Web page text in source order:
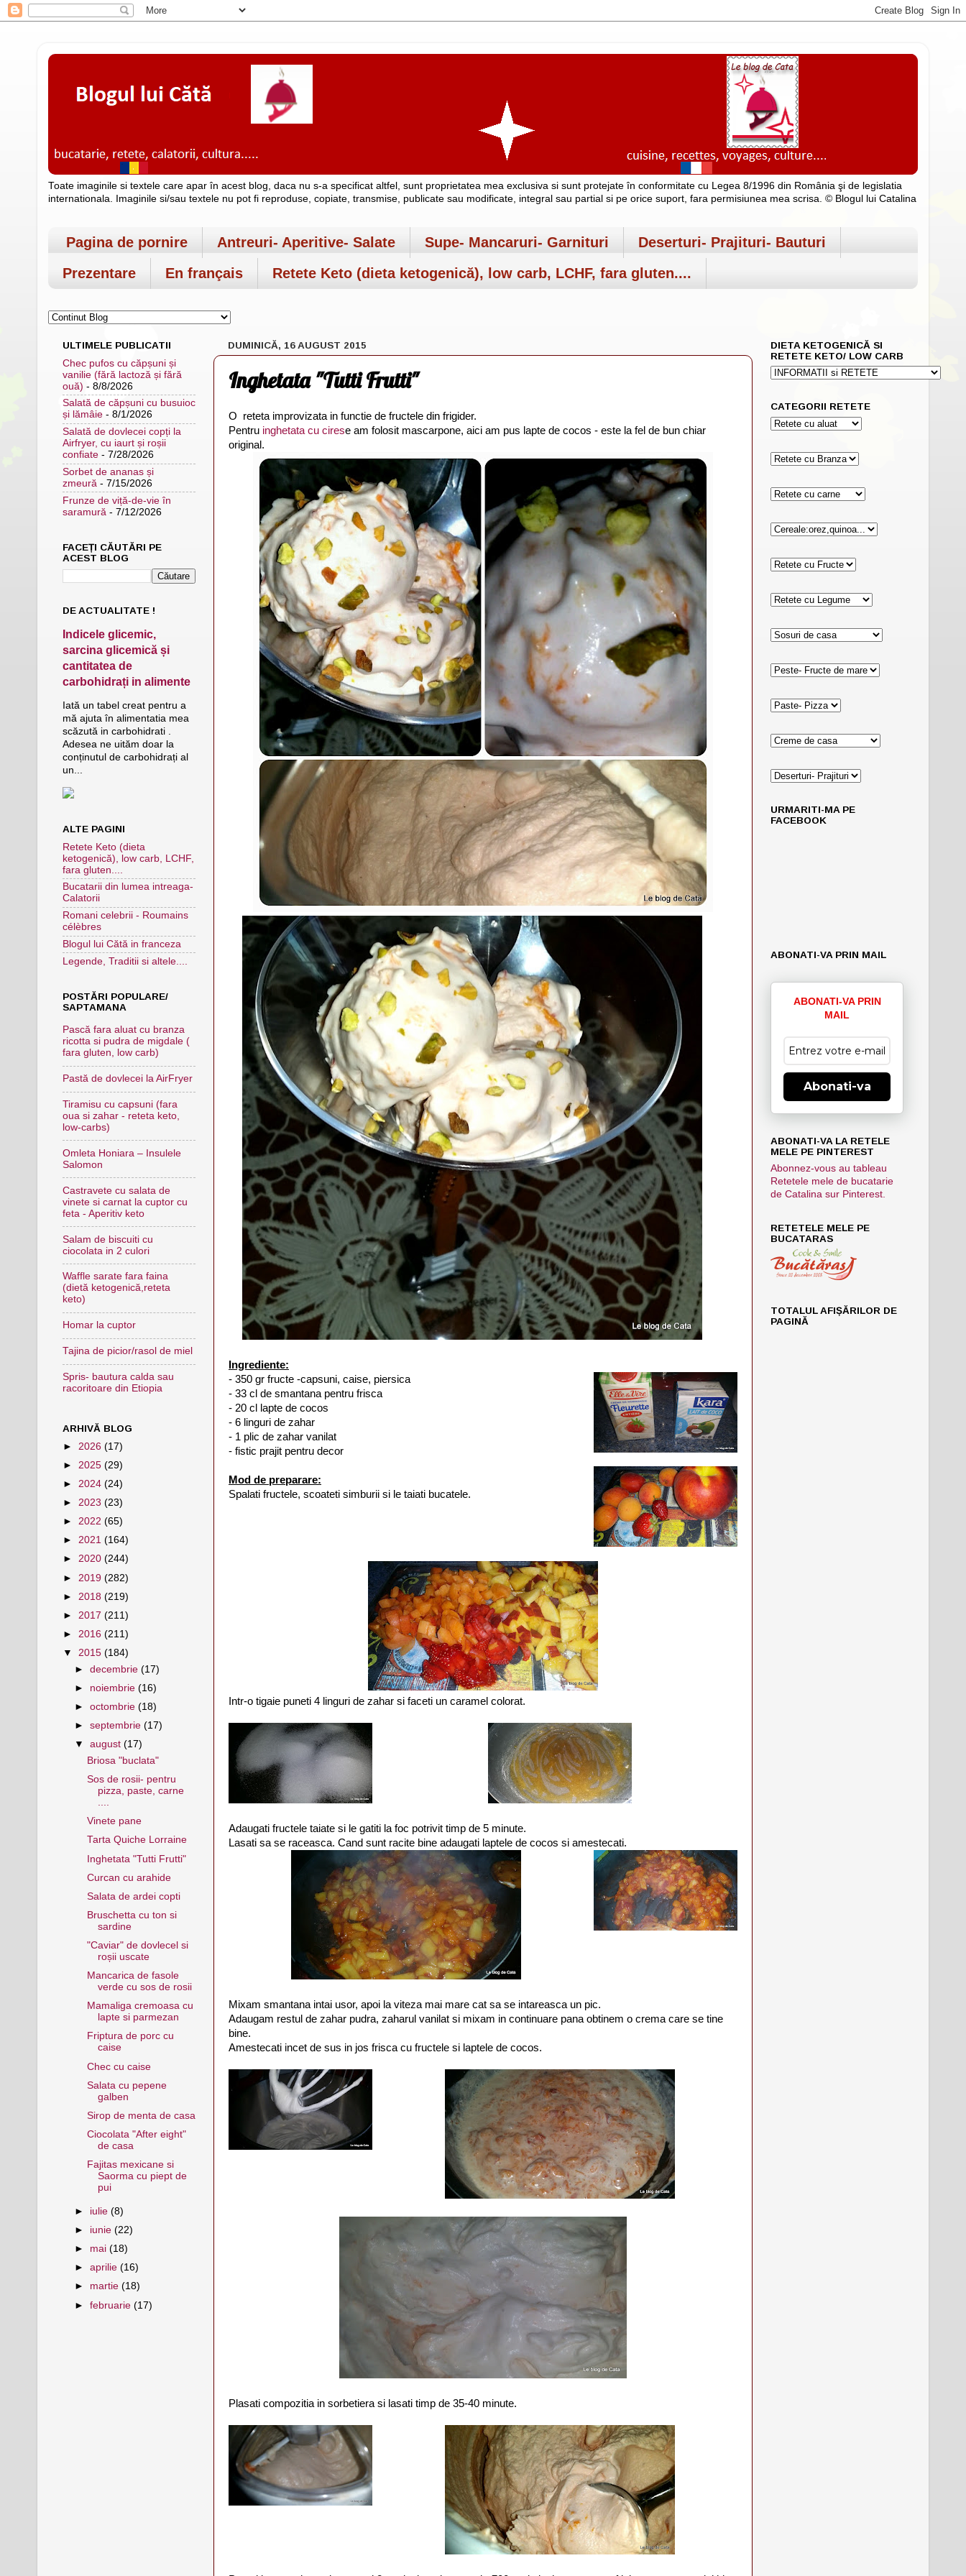
Toate imaginile si textele care apar în acest blog, daca nu s-a specificat altfel, sunt proprietatea mea exclusiva si sunt protejate în conformitate cu Legea 8/1996 din România şi de legislatia
internationala. Imaginile si/sau textele nu pot fi reproduse, copiate, transmise, publicate sau modificate, integral sau partial si pe orice suport, fara permisiunea mea scrisa. © Blogul lui Catalina
Pagina de pornire Antreuri- Aperitive- Salate Supe- Mancaruri- Garnituri
Deserturi- Prajituri- Bauturi
Prezentare
En français Retete Keto (dieta ketogenică), low carb, LCHF, fara gluten....
DUMINICĂ, 16 AUGUST 2015
Inghetata "Tutti Frutti"
O reteta improvizata in functie de fructele din frigider.
Pentru inghetata cu cirese am folosit mascarpone, aici am pus lapte de cocos - este la fel de bun chiar
original.
Ingrediente:
- 350 gr fructe -capsuni, caise, piersica
- 33 cl de smantana pentru frisca
- 20 cl lapte de cocos
- 6 linguri de zahar
- 1 plic de zahar vanilat
- fistic prajit pentru decor
Mod de preparare:
Spalati fructele, scoateti simburii si le taiati bucatele.
Intr-o tigaie puneti 4 linguri de zahar si faceti un caramel colorat.
Adaugati fructele taiate si le gatiti la foc potrivit timp de 5 minute.
Lasati sa se raceasca. Cand sunt racite bine adaugati laptele de cocos si amestecati.
Mixam smantana intai usor, apoi la viteza mai mare cat sa se intareasca un pic.
Adaugam restul de zahar pudra, zaharul vanilat si mixam in continuare pana obtinem o crema care se tine
bine.
Amestecati incet de sus in jos frisca cu fructele si laptele de cocos.
Plasati compozitia in sorbetiera si lasati timp de 35-40 minute.
ULTIMELE PUBLICATII
Chec pufos cu căpșuni și
vanilie (fără lactoză și fără
ouă) - 8/8/2026
Salată de căpșuni cu busuioc
și lămâie - 8/1/2026
Salată de dovlecei copți la
Airfryer, cu iaurt și roșii
confiate - 7/28/2026
Sorbet de ananas și
zmeură - 7/15/2026
Frunze de viță-de-vie în
saramură - 7/12/2026
FACEȚI CĂUTĂRI PE
ACEST BLOG
DE ACTUALITATE !
Indicele glicemic,
sarcina glicemică și
cantitatea de
carbohidrați in alimente
Iată un tabel creat pentru a
mă ajuta în alimentatia mea
scăzută in carbohidrati .
Adesea ne uităm doar la
conținutul de carbohidrați al
un...
ALTE PAGINI
Retete Keto (dieta
ketogenică), low carb, LCHF,
fara gluten....
Bucatarii din lumea intreaga-
Calatorii
Romani celebrii - Roumains
célèbres
Blogul lui Cătă in franceza
Legende, Traditii si altele....
POSTĂRI POPULARE/
SAPTAMANA
Pască fara aluat cu branza
ricotta si pudra de migdale (
fara gluten, low carb)
Pastă de dovlecei la AirFryer
Tiramisu cu capsuni (fara
oua si zahar - reteta keto,
low-carbs)
Omleta Honiara – Insulele
Salomon
Castravete cu salata de
vinete si carnat la cuptor cu
feta - Aperitiv keto
Salam de biscuiti cu
ciocolata in 2 culori
Waffle sarate fara faina
(dietă ketogenică,reteta
keto)
Homar la cuptor
Tajina de picior/rasol de miel
Spris- bautura calda sau
racoritoare din Etiopia
ARHIVĂ BLOG
► 2026 (17)
► 2025 (29)
► 2024 (24)
► 2023 (23)
► 2022 (65)
► 2021 (164)
► 2020 (244)
► 2019 (282)
► 2018 (219)
► 2017 (211)
► 2016 (211)
▼ 2015 (184)
►decembrie(17)
► noiembrie(16)
►octombrie(18)
►septembrie(17)
▼august(17)
Briosa "buclata"
Sos de rosii- pentru
pizza, paste, carne
....
Vinete pane
Tarta Quiche Lorraine
Inghetata "Tutti Frutti"
Curcan cu arahide
Salata de ardei copti
Bruschetta cu ton si
sardine
"Caviar" de dovlecel si
roșii uscate
Mancarica de fasole
verde cu sos de rosii
Mamaliga cremoasa cu
lapte si parmezan
Friptura de porc cu
caise
Chec cu caise
Salata cu pepene
galben
Sirop de menta de casa
Ciocolata "After eight"
de casa
Fajitas mexicane si
Saorma cu piept de
pui
► iulie(8)
► iunie(22)
► mai(18)
►aprilie(16)
► martie(18)
►februarie(17)
DIETA KETOGENICĂ SI
RETETE KETO/ LOW CARB
CATEGORII RETETE
URMARITI-MA PE
FACEBOOK
ABONATI-VA PRIN MAIL
ABONATI-VA PRIN
MAIL
Abonati-va
ABONATI-VA LA RETELE
MELE PE PINTEREST
Abonnez-vous au tableau
Retetele mele de bucatarie
de Catalina sur Pinterest.
RETETELE MELE PE
BUCATARAS
TOTALUL AFIȘĂRILOR DE
PAGINĂ